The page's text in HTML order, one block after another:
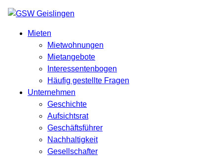
Mieten
Mietwohnungen
Mietangebote
Interessentenbogen
Häufig gestellte Fragen
Unternehmen
Geschichte
Aufsichtsrat
Geschäftsführer
Nachhaltigkeit
Gesellschafter